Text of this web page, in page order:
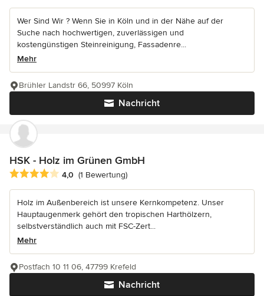
Wer Sind Wir ? Wenn Sie in Köln und in der Nähe auf der
Suche nach hochwertigen, zuverlässigen und
kostengünstigen Steinreinigung, Fassadenre...
Mehr
Nachricht
Brühler Landstr 66, 50997 Köln
HSK - Holz im Grünen GmbH
Durchschnittliche Bewertung: 4 von 5 Sternen
4,0 (1 Bewertung)
Holz im Außenbereich ist unsere Kernkompetenz. Unser
Hauptaugenmerk gehört den tropischen Harthölzern,
selbstverständlich auch mit FSC-Zert...
Mehr
Nachricht
Postfach 10 11 06, 47799 Krefeld